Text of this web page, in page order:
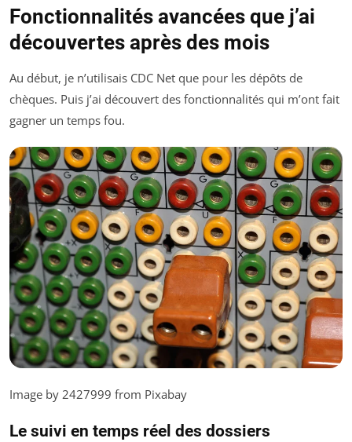
Fonctionnalités avancées que j’ai
découvertes après des mois
Au début, je n’utilisais CDC Net que pour les dépôts de
chèques. Puis j’ai découvert des fonctionnalités qui m’ont fait
gagner un temps fou.
Image by 2427999 from Pixabay
Le suivi en temps réel des dossiers